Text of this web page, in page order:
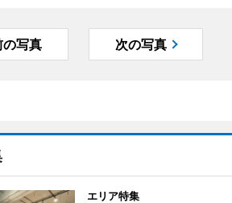
の写真 次の写真
エリア特集